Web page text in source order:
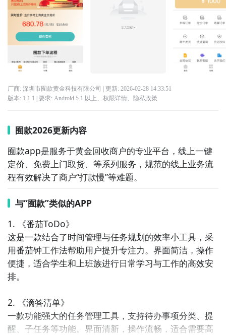
厂商: 深圳市囿款黄金科技有限公司 | 更新: 2026-02-28 14:33:51
版本: 1.1.1 | 要求: Android 5.1 以上、 权限详情、 隐私政策
囿款2026更新内容
囿款app是服务于黄金回收商户的专业平台，线上一键
定价、免费上门取货、等系列服务，规范的线上业务流
程有效解决了商户“打款慢”等难题。
与“囿款”类似的APP
1. 《番茄ToDo》
这是一款结合了时间管理与任务规划的效率小工具，采
用番茄钟工作法帮助用户提升专注力。界面简洁，操作
便捷，适合学生和上班族进行日常学习与工作的高效安
排。
2. 《滴答清单》
一款功能强大的任务管理工具，支持待办事项分类、提
醒、子任务等功能。界面清新，操作流畅，适合需要高